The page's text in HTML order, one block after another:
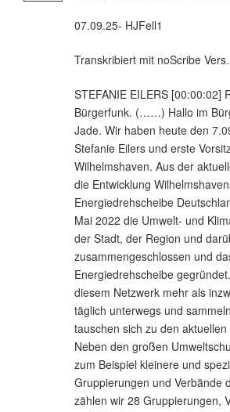
07.09.25- HJFell1
Transkribiert mit noScribe
STEFANIE EILERS [00:00:02]
Bürgerfunk. (……) Hallo im
Jade. Wir haben heute den
Stefanie Eilers und erste
Wilhelmshaven. Aus der
die Entwicklung
Energiedrehscheibe
Mai 2022 die Umwelt- und
der Stadt, der Region und
zusammengeschlossen und
Energiedrehscheibe
diesem Netzwerk mehr als
täglich unterwegs und
tauschen sich zu den
Neben den großen
zum Beispiel kleinere und
Gruppierungen und Verbände
zählen wir 28 Gruppierungen,